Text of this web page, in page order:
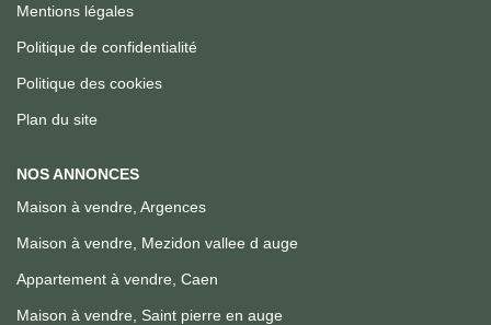
Mentions légales
Politique de confidentialité
Politique des cookies
Plan du site
NOS ANNONCES
Maison à vendre, Argences
Maison à vendre, Mezidon vallee d auge
Appartement à vendre, Caen
Maison à vendre, Saint pierre en auge